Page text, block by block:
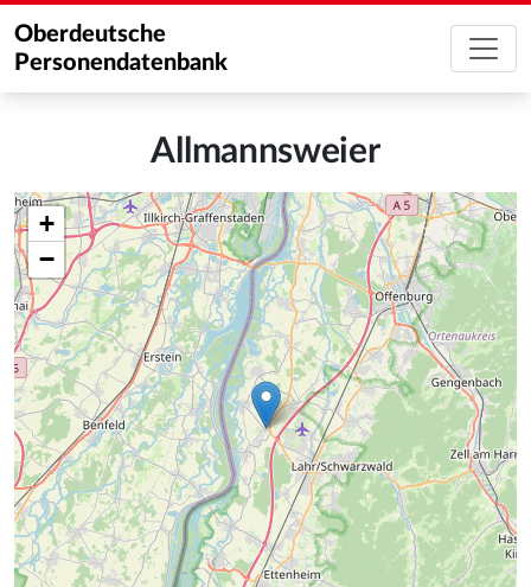
Oberdeutsche
Personendatenbank
Allmannsweier
+
−